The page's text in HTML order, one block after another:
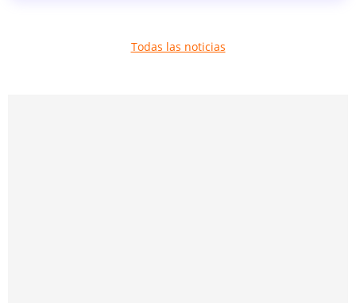
Todas las noticias